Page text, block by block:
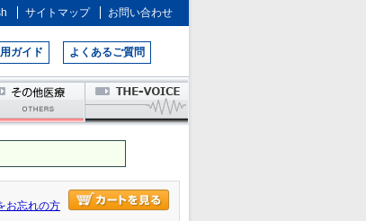
サイトマップ お問い合わせ
ガイド よくあるご質問
お忘れの方